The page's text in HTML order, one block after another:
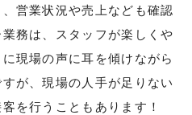
営業状況や売上なども確認
務は、スタッフが楽しくや
現場の声に耳を傾けながら
が、現場の人手が足りない
を行うこともあります！